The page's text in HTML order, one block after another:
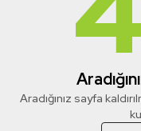
Aradığınız sayfa